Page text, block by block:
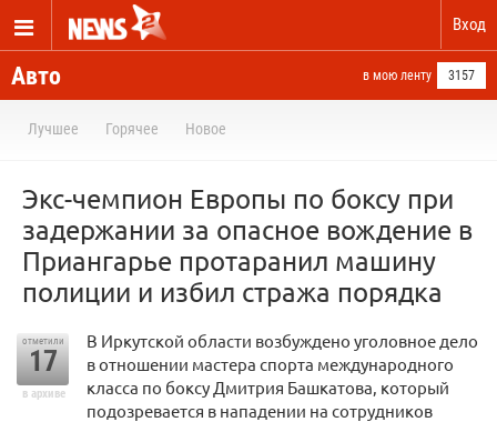
Вход
Авто в мою ленту 3157
Лучшее Горячее Новое
Экс-чемпион Европы по боксу при
задержании за опасное вождение в
Приангарье протаранил машину
полиции и избил стража порядка
отметили
17
в архиве
В Иркутской области возбуждено уголовное дело
в отношении мастера спорта международного
класса по боксу Дмитрия Башкатова, который
подозревается в нападении на сотрудников